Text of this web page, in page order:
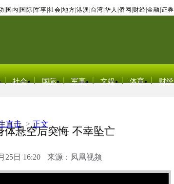
国内 国际 军事 社会 地方 港澳 台湾 华人 侨网 财经 金融 证券
社会 国际 军事 文娱 体育 财经
直击 > 正文
体悬空后突悔 不幸坠亡
25日 16:20 来源：凤凰视频